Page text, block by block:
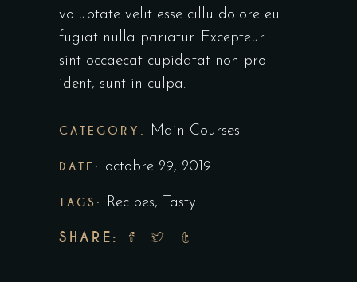
voluptate velit esse cillu dolore eu
fugiat nulla pariatur. Excepteur
sint occaecat cupidatat non pro
ident, sunt in culpa.
CATEGORY: Main Courses
DATE: octobre 29, 2019
TAGS: Recipes, Tasty
SHARE: